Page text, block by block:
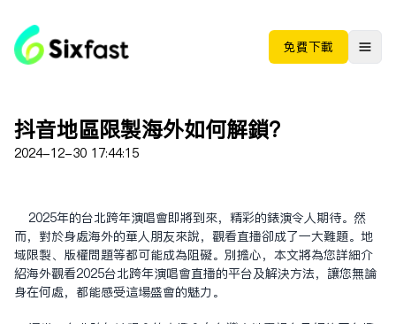
免费下载
抖音地区限制海外如何解锁？
2024-12-30 17:44:15
2025年的台北跨年演唱会即将到来，精彩的表演令人期待。然
而，对于身处海外的华人朋友来说，观看直播却成了一大难题。地
域限制、版权问题等都可能成为阻碍。别担心，本文将为您详细介
绍海外观看2025台北跨年演唱会直播的平台及解决方法，让您无论
身在何处，都能感受这场盛会的魅力。